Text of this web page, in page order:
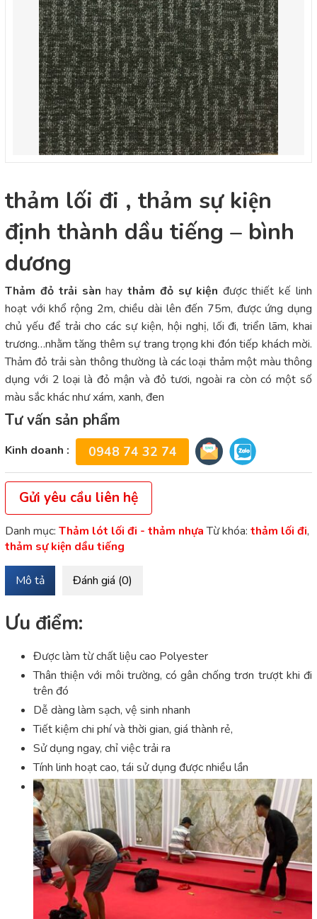
thảm lối đi , thảm sự kiện
định thành dầu tiếng – bình
dương
Thảm đỏ trải sàn haythảm đỏ sự kiện được thiết kế linh
hoạt với khổ rộng 2m, chiều dài lên đến 75m, được ứng dụng
chủ yếu để trải cho các sự kiện, hội nghị, lối đi, triển lãm, khai
trương…nhằm tăng thêm sự trang trọng khi đón tiếp khách mời.
Thảm đỏ trải sàn thông thường là các loại thảm một màu thông
dụng với 2 loại là đỏ mận và đỏ tươi, ngoài ra còn có một số
màu sắc khác như xám, xanh, đen
Tư vấn sản phẩm
Kinh doanh : 0948 74 32 74
Gửi yêu cầu liên hệ
Danh mục: Thảm lót lối đi - thảm nhựa Từ khóa: thảm lối đi,
thảm sự kiện dầu tiếng
Mô tả Đánh giá (0)
Ưu điểm:
Được làm từ chất liệu cao Polyester
Thân thiện với môi trường, có gân chống trơn trượt khi đi
trên đó
Dễ dàng làm sạch, vệ sinh nhanh
Tiết kiệm chi phí và thời gian, giá thành rẻ,
Sử dụng ngay, chỉ việc trải ra
Tính linh hoạt cao, tái sử dụng được nhiều lần